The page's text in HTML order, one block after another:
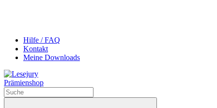
Hilfe / FAQ
Kontakt
Meine Downloads
Prämienshop